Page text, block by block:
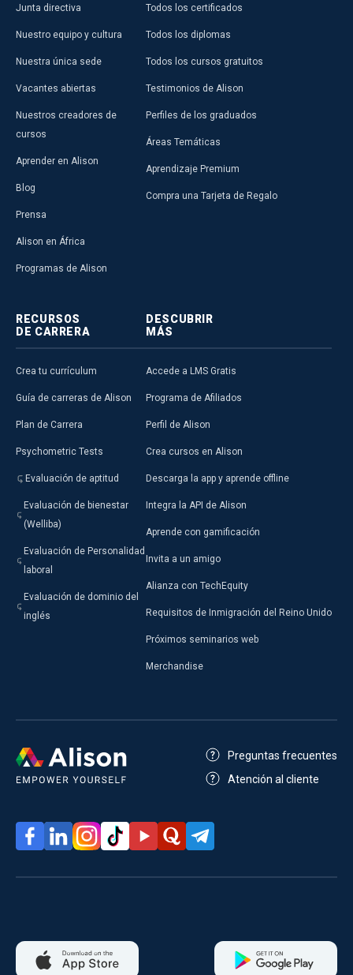
Junta directiva
Nuestro equipo y cultura
Nuestra única sede
Vacantes abiertas
Nuestros creadores de
cursos
Aprender en Alison
Blog
Prensa
Alison en África
Programas de Alison
Todos los certificados
Todos los diplomas
Todos los cursos gratuitos
Testimonios de Alison
Perfiles de los graduados
Áreas Temáticas
Aprendizaje Premium
Compra una Tarjeta de Regalo
RECURSOS
DE CARRERA
Crea tu currículum
Guía de carreras de Alison
Plan de Carrera
Psychometric Tests
Evaluación de aptitud
Evaluación de bienestar
(Welliba)
Evaluación de Personalidad
laboral
Evaluación de dominio del
inglés
DESCUBRIR
MÁS
Accede a LMS Gratis
Programa de Afiliados
Perfil de Alison
Crea cursos en Alison
Descarga la app y aprende offline
Integra la API de Alison
Aprende con gamificación
Invita a un amigo
Alianza con TechEquity
Requisitos de Inmigración del Reino Unido
Próximos seminarios web
Merchandise
Preguntas frecuentes
Atención al cliente